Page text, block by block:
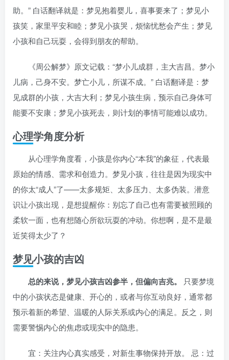
助。” 白话翻译就是：梦见抱着婴儿，喜事要来了；梦见小
孩笑，家里平安和睦；梦见小孩哭，烦恼忧愁会产生；梦见
小孩和自己玩耍，会得到朋友的帮助。
《周公解梦》原文记载：“梦小儿成群，主大吉昌。梦小
儿病，己身不安。梦亡小儿，所谋不成。” 白话翻译是：梦
见成群的小孩，大吉大利；梦见小孩生病，预示自己身体可
能要不安康；梦见小孩死去，则计划的事情可能难以成功。
心理学角度分析
从心理学角度看，小孩是你内心“本我”的象征，代表最
原始的情感、需求和创造力。梦见小孩，往往是因为现实中
的你太“成人”了——太多规矩、太多压力、太多伪装。潜意
识让小孩出现，是想提醒你：别忘了自己也有需要被照顾的
柔软一面，也有想随心所欲玩耍的冲动。你想啊，是不是最
近笑得太少了？
梦见小孩的吉凶
总的来说，梦见小孩吉凶参半，但偏向吉兆。
只要梦境
中的小孩状态是健康、开心的，或者与你互动良好，通常都
预示着新的希望、温暖的人际关系或内心的满足。反之，则
需要警惕内心的焦虑或现实中的隐患。
宜：关注内心真实感受，对新生事物保持开放。 忌：过